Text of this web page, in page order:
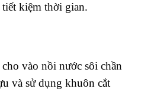
kiệm thời gian.
vào nồi nước sôi chần
và sử dụng khuôn cắt